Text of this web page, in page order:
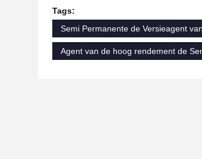
Tags:
Semi Permanente de Versieagent
Agent van de hoog rendement de